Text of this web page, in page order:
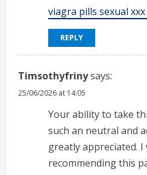
viagra pills sexual
REPLY
Timsothyfrinysays:
25/06/2026 at 14:05
Your ability to take
such an neutral and
greatly appreciated.
recommending this